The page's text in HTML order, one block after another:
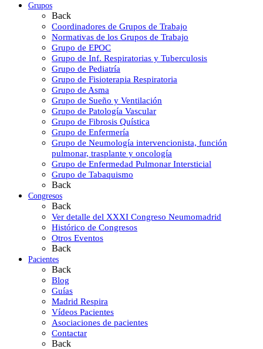
Grupos
Back
Coordinadores de Grupos de Trabajo
Normativas de los Grupos de Trabajo
Grupo de EPOC
Grupo de Inf. Respiratorias y Tuberculosis
Grupo de Pediatría
Grupo de Fisioterapia Respiratoria
Grupo de Asma
Grupo de Sueño y Ventilación
Grupo de Patología Vascular
Grupo de Fibrosis Quística
Grupo de Enfermería
Grupo de Neumología intervencionista, función
pulmonar, trasplante y oncología
Grupo de Enfermedad Pulmonar Intersticial
Grupo de Tabaquismo
Back
Congresos
Back
Ver detalle del XXXI Congreso Neumomadrid
Histórico de Congresos
Otros Eventos
Back
Pacientes
Back
Blog
Guías
Madrid Respira
Vídeos Pacientes
Asociaciones de pacientes
Contactar
Back